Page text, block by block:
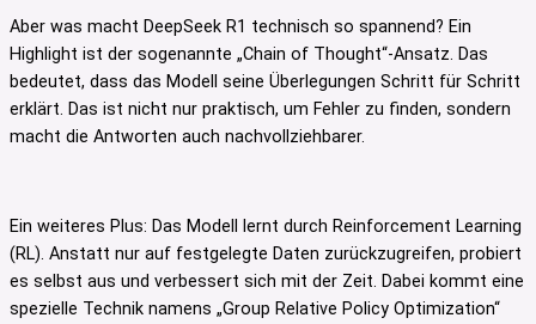
Aber was macht DeepSeek R1 technisch so spannend? Ein
Highlight ist der sogenannte „Chain of Thought“-Ansatz. Das
bedeutet, dass das Modell seine Überlegungen Schritt für Schritt
erklärt. Das ist nicht nur praktisch, um Fehler zu finden, sondern
macht die Antworten auch nachvollziehbarer.
Ein weiteres Plus: Das Modell lernt durch Reinforcement Learning
(RL). Anstatt nur auf festgelegte Daten zurückzugreifen, probiert
es selbst aus und verbessert sich mit der Zeit. Dabei kommt eine
spezielle Technik namens „Group Relative Policy Optimization“